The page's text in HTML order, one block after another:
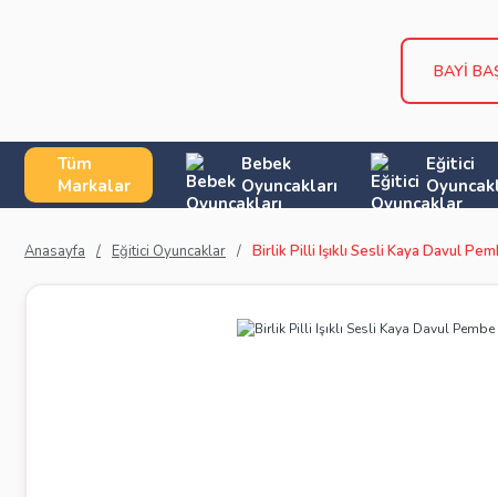
BAYİ
Tüm
Markalar
Bebek
Oyuncakları
Eğitici
Anasayfa Eğitici Oyuncaklar Birlik Pilli Işıklı Sesli Kaya Davul